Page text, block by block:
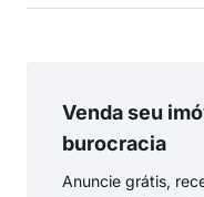
Venda seu
burocracia
Anuncie grátis,